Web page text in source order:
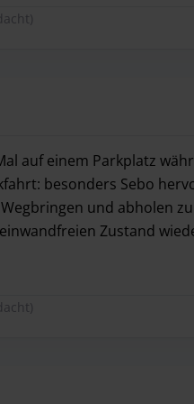
auf einem Parkplatz
besonders Sebo
und abholen
Zustand